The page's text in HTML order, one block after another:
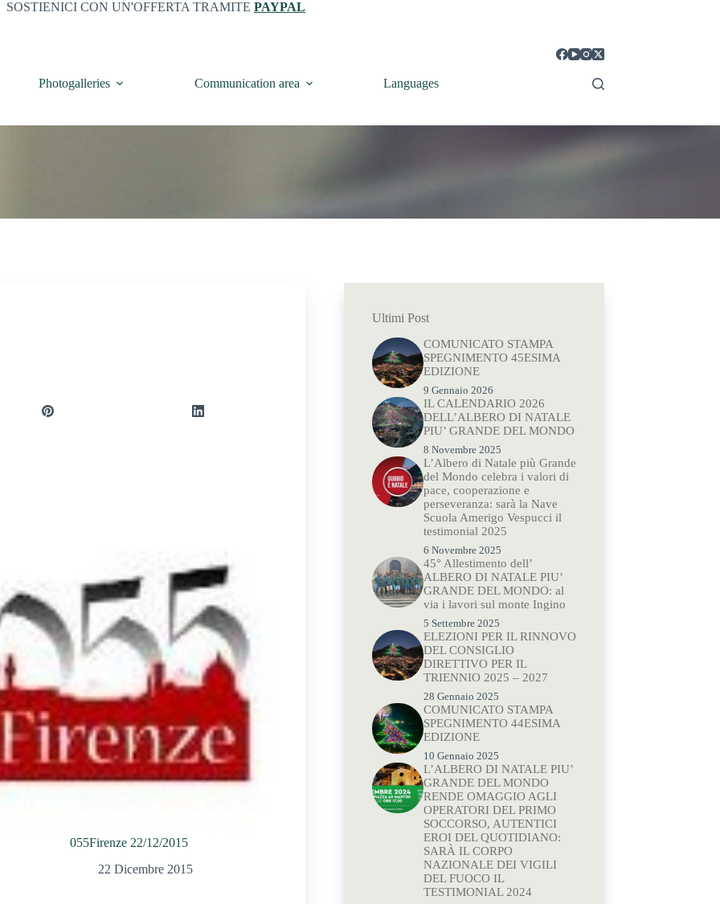
SOSTIENICI CON UN'OFFERTA TRAMITE PAYPAL
Photogalleries Communication area Languages
055Firenze 22/12/2015
22 Dicembre 2015
Ultimi Post
COMUNICATO STAMPA
SPEGNIMENTO 45ESIMA
EDIZIONE
9 Gennaio 2026
IL CALENDARIO 2026
DELL’ALBERO DI NATALE
PIU’ GRANDE DEL MONDO
8 Novembre 2025
L’Albero di Natale più Grande
del Mondo celebra i valori di
pace, cooperazione e
perseveranza: sarà la Nave
Scuola Amerigo Vespucci il
testimonial 2025
6 Novembre 2025
45° Allestimento dell’
ALBERO DI NATALE PIU’
GRANDE DEL MONDO: al
via i lavori sul monte Ingino
5 Settembre 2025
ELEZIONI PER IL RINNOVO
DEL CONSIGLIO
DIRETTIVO PER IL
TRIENNIO 2025 – 2027
28 Gennaio 2025
COMUNICATO STAMPA
SPEGNIMENTO 44ESIMA
EDIZIONE
10 Gennaio 2025
L’ALBERO DI NATALE PIU’
GRANDE DEL MONDO
RENDE OMAGGIO AGLI
OPERATORI DEL PRIMO
SOCCORSO, AUTENTICI
EROI DEL QUOTIDIANO:
SARÀ IL CORPO
NAZIONALE DEI VIGILI
DEL FUOCO IL
TESTIMONIAL 2024